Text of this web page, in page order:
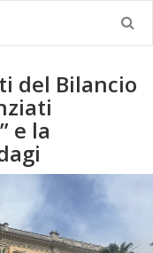
del Bilancio
e la